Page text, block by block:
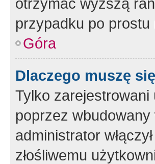
przypadku po
Góra
Dlaczego muszę
Tylko zarejestrowani
poprzez
administrator
złośliwemu